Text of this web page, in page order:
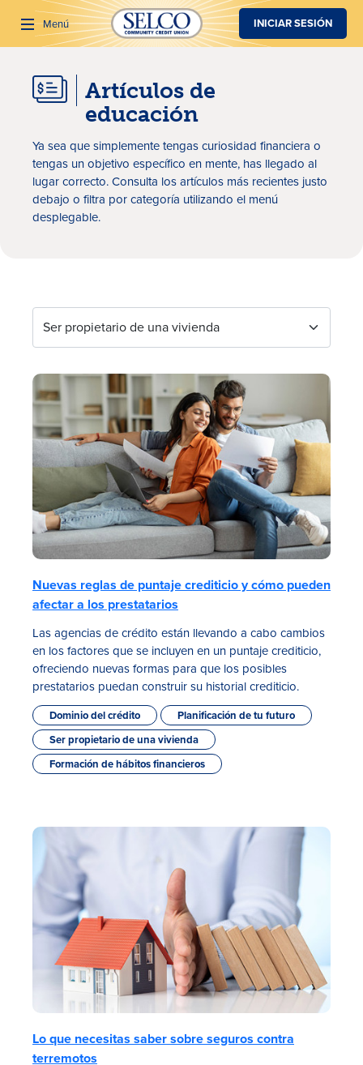
SALTAR AL CONTENIDO PRINCIPAL
Menú
Tasas
Sucursales
Contáctanos
Hazte miembro
Registrarse en la banca digital
In English
INICIAR SESIÓN
Artículos de
educación
Ya sea que simplemente tengas curiosidad financiera o
tengas un objetivo específico en mente, has llegado al
lugar correcto. Consulta los artículos más recientes justo
debajo o filtra por categoría utilizando el menú
desplegable.
Artículos de educación
Ser propietario de una vivienda
Nuevas reglas de puntaje crediticio y cómo pueden
afectar a los prestatarios
Las agencias de crédito están llevando a cabo cambios
en los factores que se incluyen en un puntaje crediticio,
ofreciendo nuevas formas para que los posibles
prestatarios puedan construir su historial crediticio.
Dominio del crédito
Planificación de tu futuro
Ser propietario de una vivienda
Formación de hábitos financieros
Lo que necesitas saber sobre seguros contra
terremotos